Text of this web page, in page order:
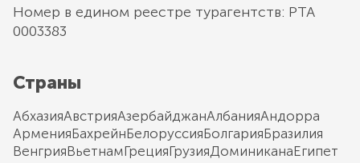
Номер в едином реестре турагентств: РТА
0003383
Страны
АбхазияАвстрияАзербайджанАлбанияАндорра
АрменияБахрейнБелоруссияБолгарияБразилия
ВенгрияВьетнамГрецияГрузияДоминиканаЕгипет